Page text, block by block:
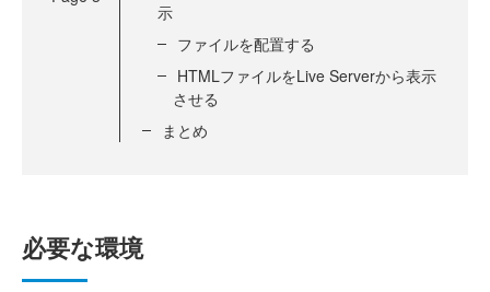
示
ファイルを配置する
HTMLファイルをLive Serverから表示
させる
まとめ
必要な環境